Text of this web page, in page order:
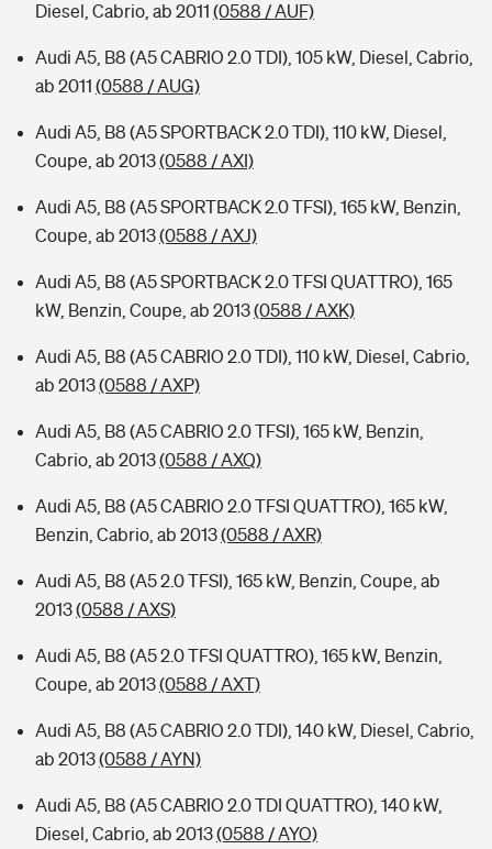
Diesel, Cabrio, ab 2011 (0588 / AUF)
Audi A5, B8 (A5 CABRIO 2.0 TDI), 105 kW, Diesel, Cabrio,
ab 2011 (0588 / AUG)
Audi A5, B8 (A5 SPORTBACK 2.0 TDI), 110 kW, Diesel,
Coupe, ab 2013(0588 / AXI)
Audi A5, B8 (A5 SPORTBACK 2.0 TFSI), 165 kW, Benzin,
Coupe, ab 2013(0588 / AXJ)
Audi A5, B8 (A5 SPORTBACK 2.0 TFSI QUATTRO), 165
kW, Benzin, Coupe, ab 2013(0588 / AXK)
Audi A5, B8 (A5 CABRIO 2.0 TDI), 110 kW, Diesel, Cabrio,
ab 2013(0588 / AXP)
Audi A5, B8 (A5 CABRIO 2.0 TFSI), 165 kW, Benzin,
Cabrio, ab 2013(0588 / AXQ)
Audi A5, B8 (A5 CABRIO 2.0 TFSI QUATTRO), 165 kW,
Benzin, Cabrio, ab 2013(0588 / AXR)
Audi A5, B8 (A5 2.0 TFSI), 165 kW, Benzin, Coupe, ab
2013(0588 / AXS)
Audi A5, B8 (A5 2.0 TFSI QUATTRO), 165 kW, Benzin,
Coupe, ab 2013(0588 / AXT)
Audi A5, B8 (A5 CABRIO 2.0 TDI), 140 kW, Diesel, Cabrio,
ab 2013(0588 / AYN)
Audi A5, B8 (A5 CABRIO 2.0 TDI QUATTRO), 140 kW,
Diesel, Cabrio, ab 2013(0588 / AYO)